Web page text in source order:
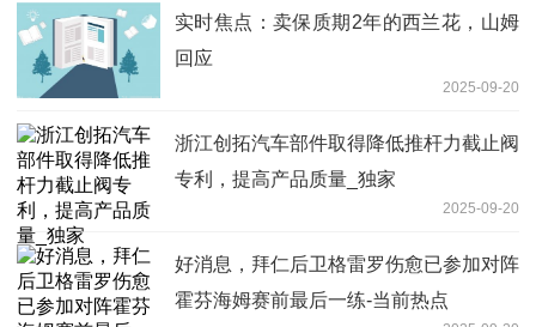
实时焦点：卖保质期2年的西兰花，山姆
回应
2025-09-20
浙江创拓汽车部件取得降低推杆力截止阀
专利，提高产品质量_独家
2025-09-20
好消息，拜仁后卫格雷罗伤愈已参加对阵
霍芬海姆赛前最后一练-当前热点